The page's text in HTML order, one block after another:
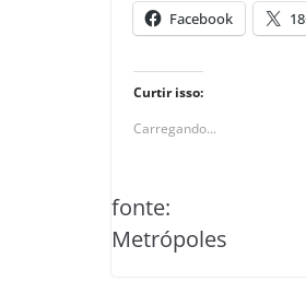
Facebook
Curtir isso:
Carregando...
fonte:
Metrópoles